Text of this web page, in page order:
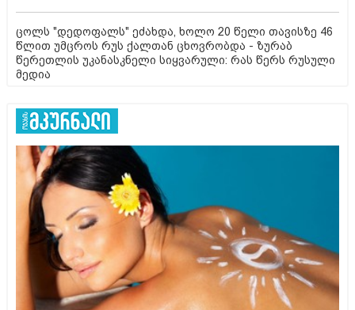
ცოლს "დედოფალს" ეძახდა, ხოლო 20 წელი თავისზე 46
წლით უმცროს რუს ქალთან ცხოვრობდა - ზურაბ
წერეთლის უკანასკნელი სიყვარული: რას წერს რუსული
მედია